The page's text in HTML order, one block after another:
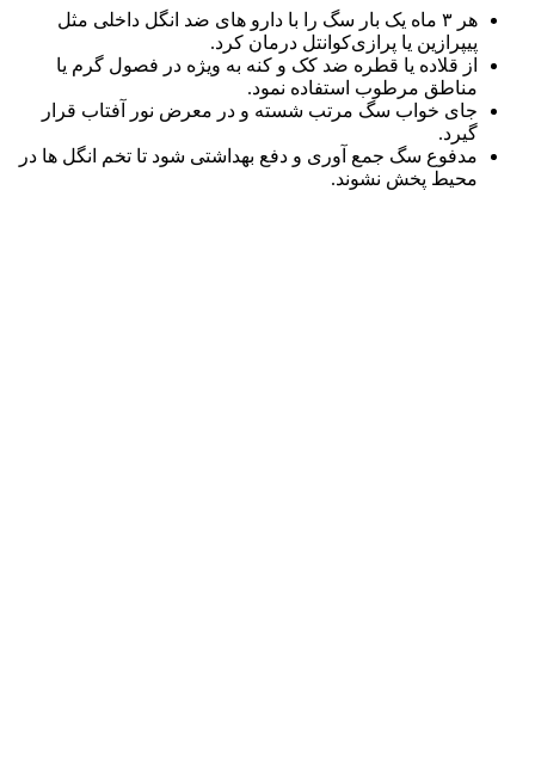
هر ۳ ماه یک‌ بار سگ را با دارو های ضد انگل داخلی مثل
پیپرازین یا پرازی‌کوانتل درمان کرد.
از قلاده یا قطره ضد کک و کنه به‌ ویژه در فصول گرم یا
مناطق مرطوب استفاده نمود.
جای خواب سگ مرتب شسته و در معرض نور آفتاب قرار
گیرد.
مدفوع سگ جمع‌ آوری و دفع بهداشتی شود تا تخم انگل‌ ها در
محیط پخش نشوند.